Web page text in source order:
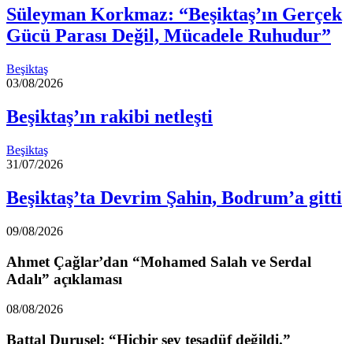
Süleyman Korkmaz: “Beşiktaş’ın Gerçek
Gücü Parası Değil, Mücadele Ruhudur”
Beşiktaş
03/08/2026
Beşiktaş’ın rakibi netleşti
Beşiktaş
31/07/2026
Beşiktaş’ta Devrim Şahin, Bodrum’a gitti
09/08/2026
Ahmet Çağlar’dan “Mohamed Salah ve Serdal
Adalı” açıklaması
08/08/2026
Battal Durusel: “Hiçbir şey tesadüf değildi.”